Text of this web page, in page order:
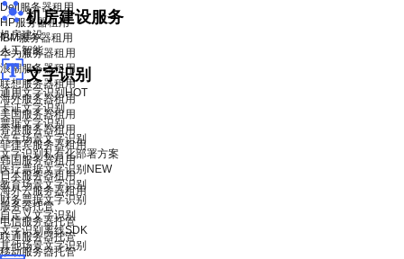
机房建设服务
机房建设
人工智能
文字识别
通用文字识别 HOT
卡证文字识别
票据文字识别
汽车场景文字识别
文字识别私有化部署方案
医疗票据文字识别 NEW
教育场景文字识别
财务票据文字识别
自定义文字识别
文字识别离线SDK
其他场景文字识别
Dell服务器租用
HP服务器租用
IBM服务器租用
华为服务器租用
浪潮服务器租用
联想服务器租用
海外服务器租用
美国服务器租用
香港服务器租用
菲律宾服务器租用
韩国服务器租用
日本服务器租用
海外云服务器租用
服务器托管
电信服务器托管
联通服务器托管
移动服务器托管